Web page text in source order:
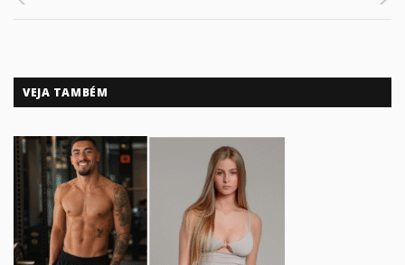
VEJA TAMBÉM